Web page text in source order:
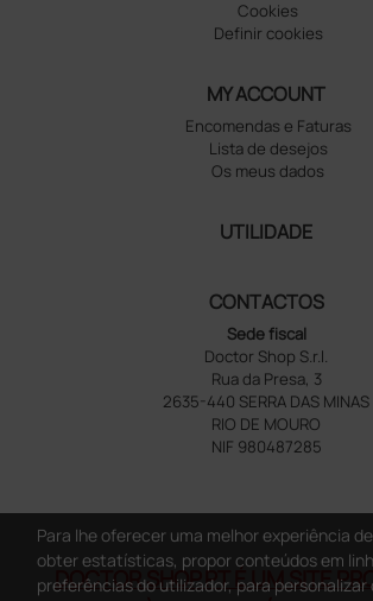
Cookies
Definir cookies
MY ACCOUNT
Encomendas e Faturas
Lista de desejos
Os meus dados
UTILIDADE
CONTACTOS
Sede fiscal
Doctor Shop S.r.l.
Rua da Presa, 3
2635-440 SERRA DAS MINAS
RIO DE MOURO
NIF 980487285
DOCTOR SHOP.PT É UM SITE
Para lhe oferecer uma melhor experiência
obter estatísticas, propor conteúdos em
preferências do utilizador, para personalizar